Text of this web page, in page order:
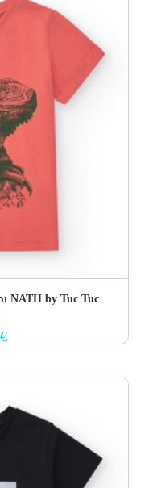
NATH by Tuc Tuc
€Current
price